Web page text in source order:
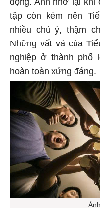
tập còn kém nên
nhiều chú ý, thậm
Những vất vả của
nghiệp ở thành phố
hoàn toàn xứng đáng.